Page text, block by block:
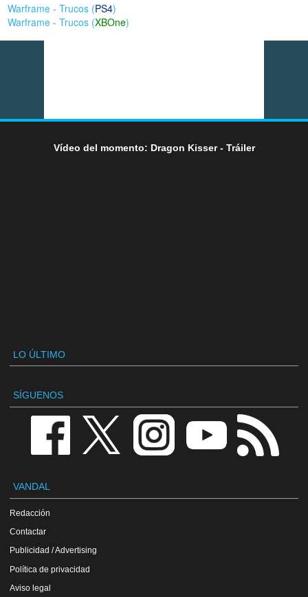
Warframe - Trucos (PS4)
Warframe - Trucos (XBOne)
Vídeo del momento: Dragon Kisser - Tráiler
LO ÚLTIMO
SÍGUENOS
VANDAL
Redacción
Contactar
Publicidad / Advertising
Política de privacidad
Aviso legal